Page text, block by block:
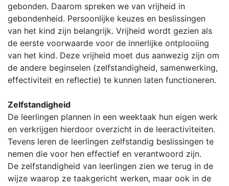
gebonden. Daarom spreken we van vrijheid in
gebondenheid. Persoonlijke keuzes en beslissingen
van het kind zijn belangrijk. Vrijheid wordt gezien als
de eerste voorwaarde voor de innerlijke ontplooiing
van het kind. Deze vrijheid moet dus aanwezig zijn om
de andere beginselen (zelfstandigheid, samenwerking,
effectiviteit en reflectie) te kunnen laten functioneren.
Zelfstandigheid
De leerlingen plannen in een weektaak hun eigen werk
en verkrijgen hierdoor overzicht in de leeractiviteiten.
Tevens leren de leerlingen zelfstandig beslissingen te
nemen die voor hen effectief en verantwoord zijn.
De zelfstandigheid van leerlingen zien we terug in de
wijze waarop ze taakgericht werken, maar ook in de